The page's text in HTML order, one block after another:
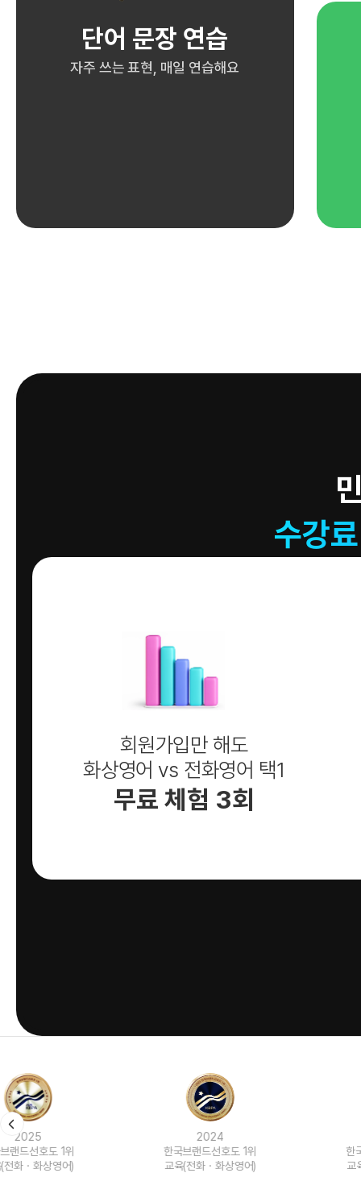
단어 문장 연습
자주 쓰는 표현, 매일 연습해요
수강
회원가입만 해도
화상영어 vs 전화영어 택1
무료 체험 3회
한국브랜드선호도 1위
교육(전화ㆍ화상영어)
한국브랜드선호도 1위
교육(전화ㆍ화상영어)